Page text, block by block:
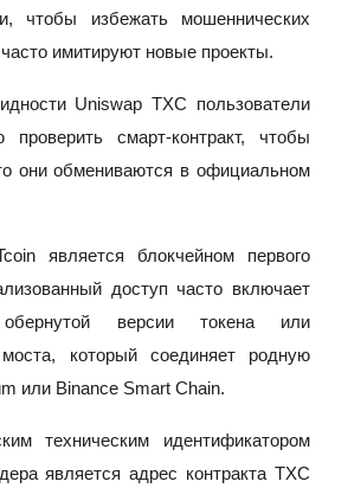
прибыльным
чтобы избежать мошеннических
имитируют новые проекты.
Uniswap TXC пользователи
смарт-контракт, чтобы
они обмениваются в официальном
является блокчейном первого
доступ часто включает
обернутой версии токена или
моста, который соединяет родную
или Binance Smart Chain.
техническим идентификатором
является адрес контракта TXC